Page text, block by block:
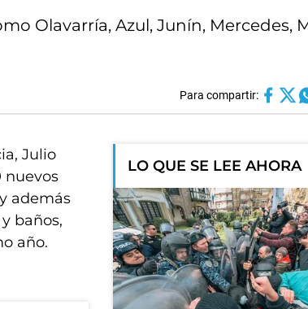
Olavarría, Azul, Junín, Mercedes,
Para compartir:
Julio
nuevos
además
baños,
año.
LO QUE SE LEE AHORA